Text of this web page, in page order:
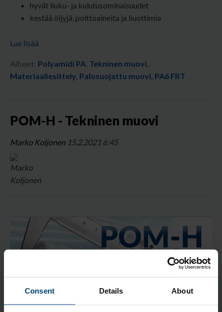
Consent Details About
hyvät liuku- ja kulutusominaisuudet
kestää öljyjä, polttoaineita ja liuottimia
Lue lisää
Aiheet: Polyamidi PA, Tekninen muovi,
Materiaaliesittely, Palosuojattu muovi, PA6 FRT
POM-H - Tekninen muovi
Marko Koljonen 15.2.2021 6:45